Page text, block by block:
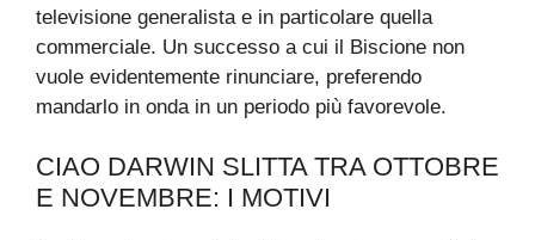
televisione generalista e in particolare quella
commerciale. Un successo a cui il Biscione non
vuole evidentemente rinunciare, preferendo
mandarlo in onda in un periodo più favorevole.
CIAO DARWIN SLITTA TRA OTTOBRE
E NOVEMBRE: I MOTIVI